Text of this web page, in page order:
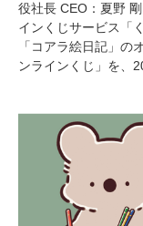
役社長 CEO：夏野
インくじサービス「
「コアラ絵日記」の
ンラインくじ」を、